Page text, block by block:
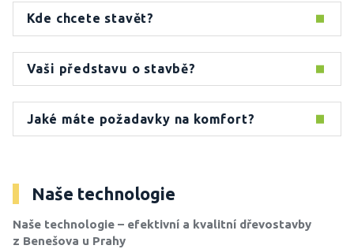
Kde chcete stavět?
Vaši představu o stavbě?
Jaké máte požadavky na komfort?
Naše technologie
Naše technologie – efektivní a kvalitní dřevostavby
z Benešova u Prahy